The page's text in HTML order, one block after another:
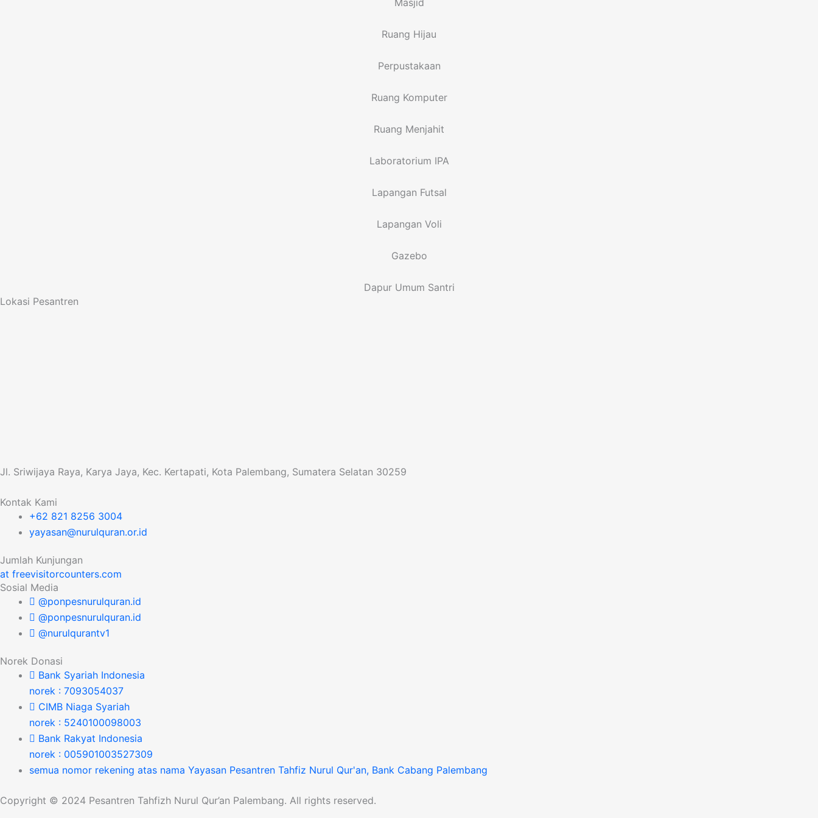
Masjid
Ruang Hijau
Perpustakaan
Ruang Komputer
Ruang Menjahit
Laboratorium IPA
Lapangan Futsal
Lapangan Voli
Gazebo
Dapur Umum Santri
Lokasi Pesantren
Jl. Sriwijaya Raya, Karya Jaya, Kec. Kertapati, Kota Palembang, Sumatera Selatan 30259
Kontak Kami
+62 821 8256 3004
yayasan@nurulquran.or.id
Jumlah Kunjungan
at freevisitorcounters.com
Sosial Media
@ponpesnurulquran.id
@ponpesnurulquran.id
@nurulqurantv1
Norek Donasi
Bank Syariah Indonesia
norek : 7093054037
CIMB Niaga Syariah
norek : 5240100098003
Bank Rakyat Indonesia
norek : 005901003527309
semua nomor rekening atas nama Yayasan Pesantren Tahfiz Nurul Qur'an, Bank Cabang Palembang
Copyright © 2024 Pesantren Tahfizh Nurul Qur’an Palembang. All rights reserved.